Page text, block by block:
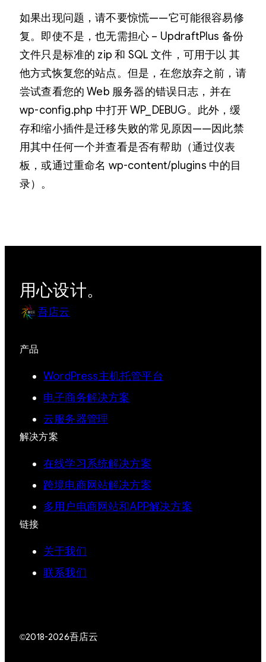
如果出现问题，请不要惊慌——它可能很容易修
复。即使不是，也无需担心 – UpdraftPlus 备份
文件只是标准的 zip 和 SQL 文件，可用于以 其
他方式恢复您的站点。但是，在您放弃之前，请
尝试查看您的 Web 服务器的错误日志，并在
wp-config.php 中打开 WP_DEBUG。此外，缓
存和缩小插件是迁移失败的常见原因——因此禁
用其中任何一个并查看是否有帮助（通过仪表
板，或通过重命名 wp-content/plugins 中的目
录）。
用心设计。
吾店云
产品
WordPress主机托管平台
电子商务解决方案
云服务器管理
解决方案
在线学习系统解决方案
跨境电商网站解决方案
多用户电商网站和APP解决方案
链接
关于我们
联系我们
©2018-2026吾店云